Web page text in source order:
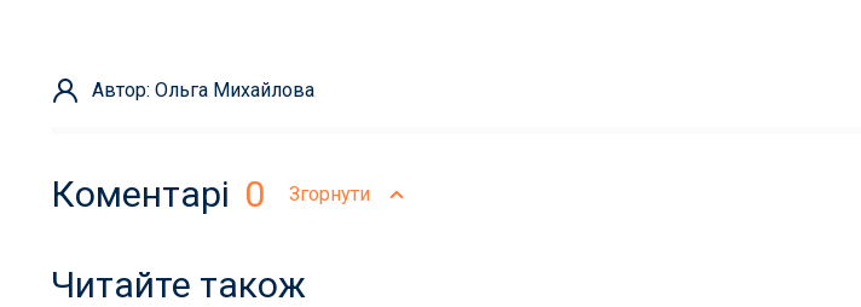
Автор: Ольга Михайлова
Коментарі 0 Згорнути
Читайте також